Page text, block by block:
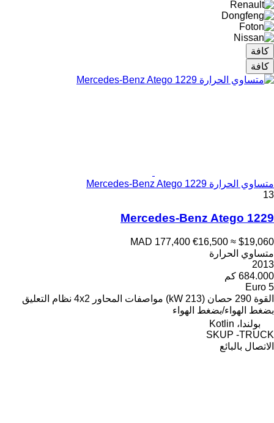
كافة
كافة
متساوي الحرارة Mercedes-Benz Atego 1229
13
Mercedes-Benz Atego 1229
MAD 177,400 €16,500 ≈ $19,060
متساوي الحرارة
2013
684.000 كم
Euro 5
القوة 290 حصان (213 kW) مواصفات المحاور 4x2 نظام التعليق
بضغط الهواء/بضغط الهواء
بولندا، Kotlin
SKUP -TRUCK
الاتصال بالبائع